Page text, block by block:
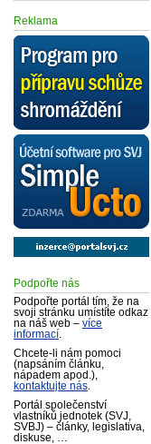
Reklama
Podpořte nás
Podpořte portál tím, že na
svoji stránku umístíte odkaz
na náš web – více
informací
Chcete-li nám pomoci
(napsáním článku,
nápadem apod.),
kontaktujte nás
Portál společenství
vlastníků jednotek (SVJ,
SVBJ) – články, legislativa,
diskuse, …